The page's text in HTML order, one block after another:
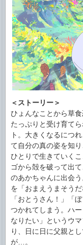
＜ストーリー＞
ひょんなことから草
たっぷりと受け育て
ト。大きくなるにつ
て自分の真の姿を知
ひとりで生きていく
ゴから殻を破って出
のあかちゃんに出会
を「おまえうまそう
「おとうさん！」「
つかれてしまう。ハ
なりたい」というウ
り、日に日に父親と
が…。